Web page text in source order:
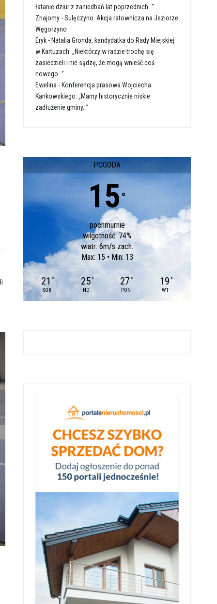
łatanie dziur z zaniedbań lat poprzednich…”
Znajomy -Sulęczyno. Akcja ratownicza na Jeziorze
Węgorzyno
Eryk - Natalia Gronda, kandydatka do Rady Miejskiej
w Kartuzach: „Niektórzy w radzie trochę się
zasiedzieli i nie sądzę, że mogą wnieść coś
nowego…”
Ewelina - Konferencja prasowa Wojciecha
Kankowskiego: „Mamy historycznie niskie
zadłużenie gminy…”
POGODA
15 °
pochmurnie
wilgotność: 74%
wiatr: 6m/s zach.
Max: 15 • Min: 13
21 °
SOB
25 °
ND
27 °
PON
19 °
WT